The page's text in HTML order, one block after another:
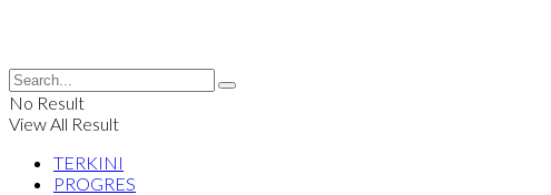
No Result
View All Result
TERKINI
PROGRES